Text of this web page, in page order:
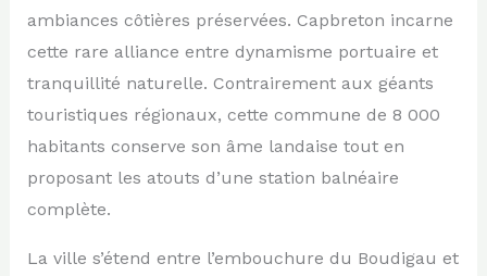
ambiances côtières préservées. Capbreton incarne
cette rare alliance entre dynamisme portuaire et
tranquillité naturelle. Contrairement aux géants
touristiques régionaux, cette commune de 8 000
habitants conserve son âme landaise tout en
proposant les atouts d’une station balnéaire
complète.
La ville s’étend entre l’embouchure du Boudigau et